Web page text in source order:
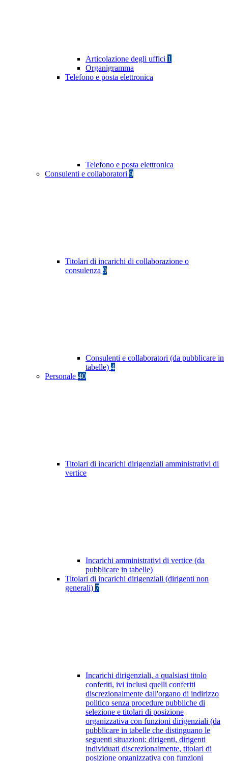
Articolazione degli uffici 1
Organigramma
Telefono e posta elettronica
Telefono e posta elettronica
Consulenti e collaboratori 9
Titolari di incarichi di collaborazione o
consulenza 9
Consulenti e collaboratori (da pubblicare in
tabelle) 4
Personale 40
Titolari di incarichi dirigenziali amministrativi di
vertice
Incarichi amministrativi di vertice (da
pubblicare in tabelle)
Titolari di incarichi dirigenziali (dirigenti non
generali) 7
Incarichi dirigenziali, a qualsiasi titolo
conferiti, ivi inclusi quelli conferiti
discrezionalmente dall'organo di indirizzo
politico senza procedure pubbliche di
selezione e titolari di posizione
organizzativa con funzioni dirigenziali (da
pubblicare in tabelle che distinguano le
seguenti situazioni: dirigenti, dirigenti
individuati discrezionalmente, titolari di
posizione organizzativa con funzioni